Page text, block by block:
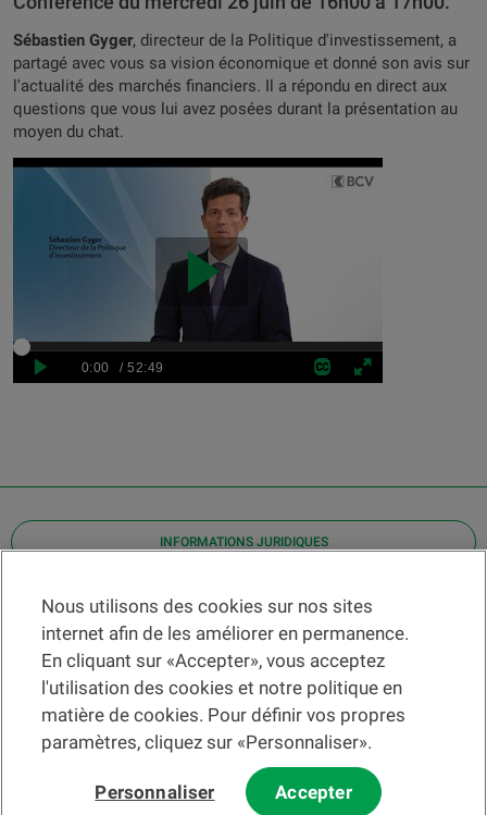
Sébastien Gyger, directeur de la Politique d'investissement, a
partagé avec vous sa vision économique et donné son avis sur
l'actualité des marchés financiers. Il a répondu en direct aux
questions que vous lui avez posées durant la présentation au
moyen du chat.
INFORMATIONS JURIDIQUES
Contact
Localiser une agence
Aide
Actualités
Taux de change
Nous utilisons des cookies sur nos sites
internet afin de les améliorer en permanence.
En cliquant sur «Accepter», vous acceptez
l'utilisation des cookies et notre politique en
matière de cookies. Pour définir vos propres
paramètres, cliquez sur «Personnaliser».
Personnaliser Accepter